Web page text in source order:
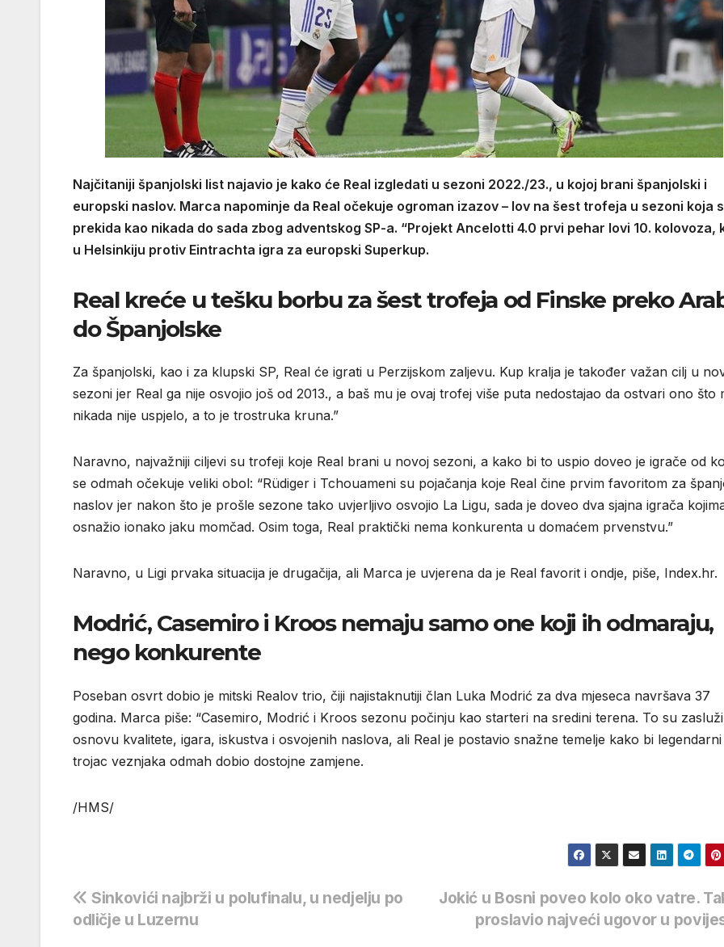
Najčitaniji španjolski list najavio je kako će Real izgledati u sezoni 2022./23., u kojoj brani španjolski i
europski naslov. Marca napominje da Real očekuje ogroman izazov – lov na šest trofeja u sezoni koja
prekida kao nikada do sada zbog adventskog SP-a. “Projekt Ancelotti 4.0 prvi pehar lovi 10. kolovoza,
u Helsinkiju protiv Eintrachta igra za europski Superkup.
Real kreće u tešku borbu za šest trofeja od Finske preko
do Španjolske
Za španjolski, kao i za klupski SP, Real će igrati u Perzijskom zaljevu. Kup kralja je također važan cilj u
sezoni jer Real ga nije osvojio još od 2013., a baš mu je ovaj trofej više puta nedostajao da ostvari ono što
nikada nije uspjelo, a to je trostruka kruna.”
Naravno, najvažniji ciljevi su trofeji koje Real brani u novoj sezoni, a kako bi to uspio doveo je igrače od
se odmah očekuje veliki obol: “Rüdiger i Tchouameni su pojačanja koje Real čine prvim favoritom za
naslov jer nakon što je prošle sezone tako uvjerljivo osvojio La Ligu, sada je doveo dva sjajna igrača
osnažio ionako jaku momčad. Osim toga, Real praktički nema konkurenta u domaćem prvenstvu.”
Naravno, u Ligi prvaka situacija je drugačija, ali Marca je uvjerena da je Real favorit i ondje, piše, Index.hr.
Modrić, Casemiro i Kroos nemaju samo one koji ih odmaraju,
nego konkurente
Poseban osvrt dobio je mitski Realov trio, čiji najistaknutiji član Luka Modrić za dva mjeseca navršava 37
godina. Marca piše: “Casemiro, Modrić i Kroos sezonu počinju kao starteri na sredini terena. To su
osnovu kvalitete, igara, iskustva i osvojenih naslova, ali Real je postavio snažne temelje kako bi legendarni
trojac veznjaka odmah dobio dostojne zamjene.
/HMS/
Navigacija
objava
Jokić u Bosni poveo kolo oko vatre.
proslavio najveći ugovor u
Sinkovići najbrži u polufinalu, u nedjelju po
odličje u Luzernu